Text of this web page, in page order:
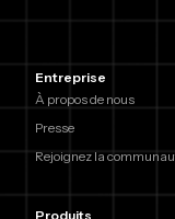
Entreprise
À propos de nous
Presse
Rejoignez la
Produits